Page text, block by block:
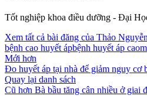
Tốt nghiệp khoa điều dưỡng - Đại
Xem tất cả bài đăng của Thảo Nguyễn
bệnh cao huyết ápbệnh huyết áp cao
Mới hơn
Đo huyết áp tại nhà để giảm nguy cơ
Quay lại danh sách
Cũ hơn Bà bầu tăng cân nhiều ở giai